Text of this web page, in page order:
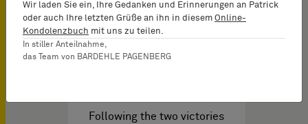
PAGENBERG achieve two
further victories in the
series of multinational
patent disputes over video
Following the two victories
Wir laden Sie ein, Ihre Gedanken und Erinnerungen an Patrick
oder auch Ihre letzten Grüße an ihn in diesem Online-
Kondolenzbuch mit uns zu teilen.
In stiller Anteilnahme,
das Team von BARDEHLE PAGENBERG